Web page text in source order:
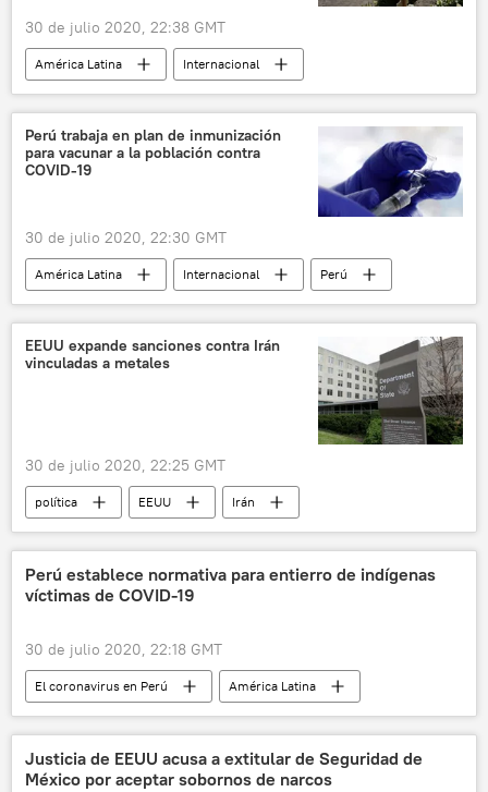
30 de julio 2020, 22:38 GMT
América Latina
Internacional
💗 Salud
sociedad
México
COVID-19
mortalidad
pandemia de coronavirus
noticias
Perú trabaja en plan de inmunización
para vacunar a la población contra
COVID-19
30 de julio 2020, 22:30 GMT
América Latina Internacional
Perú
coronavirus
vacunación noticias
EEUU expande sanciones contra Irán
vinculadas a metales
30 de julio 2020, 22:25 GMT
política EEUU
Irán
sanciones
noticias
Perú establece normativa para entierro de indígenas
víctimas de COVID-19
30 de julio 2020, 22:18 GMT
El coronavirus en Perú
América Latina
Internacional
Perú
indígenas
coronavirus
Justicia de EEUU acusa a extitular de Seguridad de
México por aceptar sobornos de narcos